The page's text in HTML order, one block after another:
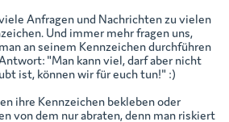
Anfragen und Nachrichten zu vielen
Und immer mehr fragen uns,
an seinem Kennzeichen durchführen
"Man kann viel, darf aber nicht
ist, können wir für euch tun!" :)
ihre Kennzeichen bekleben oder
von dem nur abraten, denn man riskiert